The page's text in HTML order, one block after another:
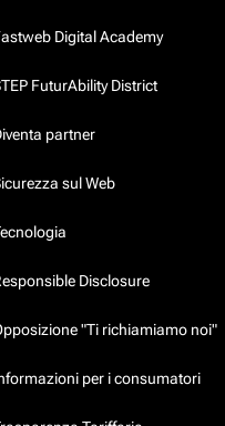
Digital Academy
FuturAbility District
partner
sul Web
Disclosure
"Ti richiamiamo noi"
per i consumatori